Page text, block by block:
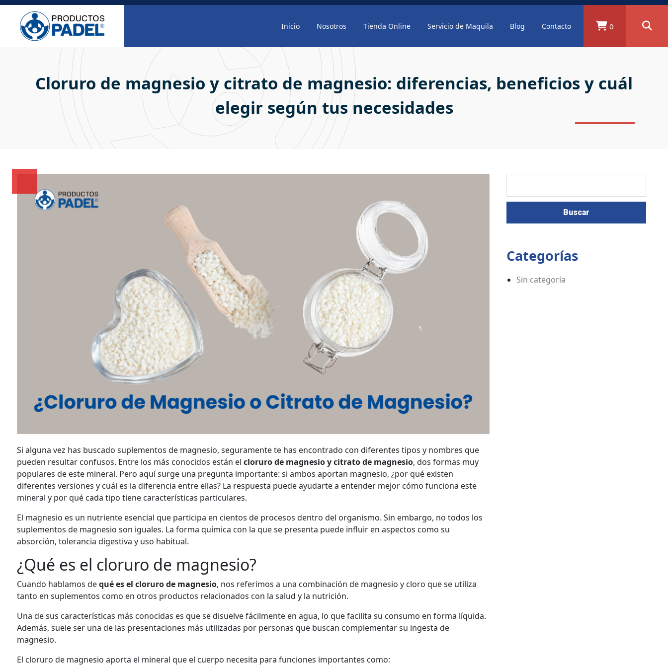
Inicio Nosotros Tienda Online Servicio de Maquila Blog Contacto 0
Cloruro de magnesio y citrato de magnesio: diferencias, beneficios y cuál
elegir según tus necesidades
Si alguna vez has buscado suplementos de magnesio, seguramente te has encontrado con diferentes tipos y nombres que
pueden resultar confusos. Entre los más conocidos están el cloruro de magnesio y citrato de magnesio, dos formas muy
populares de este mineral. Pero aquí surge una pregunta importante: si ambos aportan magnesio, ¿por qué existen
diferentes versiones y cuál es la diferencia entre ellas? La respuesta puede ayudarte a entender mejor cómo funciona este
mineral y por qué cada tipo tiene características particulares.
El magnesio es un nutriente esencial que participa en cientos de procesos dentro del organismo. Sin embargo, no todos los
suplementos de magnesio son iguales. La forma química con la que se presenta puede influir en aspectos como su
absorción, tolerancia digestiva y uso habitual.
¿Qué es el cloruro de magnesio?
Cuando hablamos dequé es el cloruro de magnesio, nos referimos a una combinación de magnesio y cloro que se utiliza
tanto en suplementos como en otros productos relacionados con la salud y la nutrición.
Una de sus características más conocidas es que se disuelve fácilmente en agua, lo que facilita su consumo en forma líquida.
Además, suele ser una de las presentaciones más utilizadas por personas que buscan complementar su ingesta de
magnesio.
El cloruro de magnesio aporta el mineral que el cuerpo necesita para funciones importantes como:
Categorías
Sin categoría